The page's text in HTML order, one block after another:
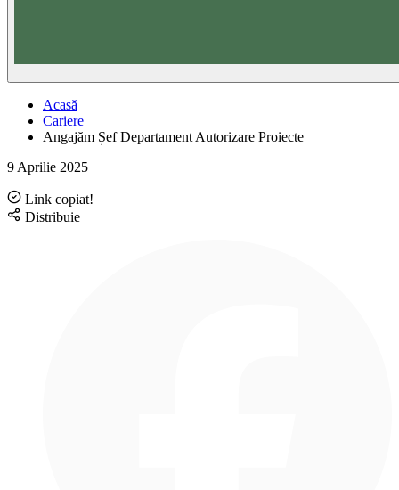
Acasă
Cariere
Angajăm Șef Departament Autorizare Proiecte
9 Aprilie 2025
Link copiat!
Distribuie